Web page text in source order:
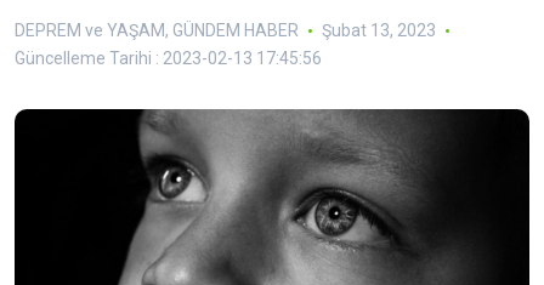
DEPREM ve YAŞAM, GÜNDEM HABER
Şubat 13, 2023
Güncelleme Tarihi : 2023-02-13 17:45:56